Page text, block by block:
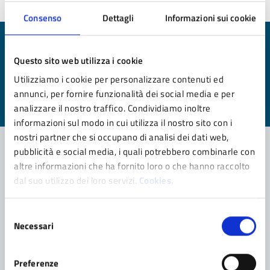
Consenso Dettagli Informazioni sui cookie
Questo sito web utilizza i cookie
Utilizziamo i cookie per personalizzare contenuti ed
annunci, per fornire funzionalità dei social media e per
analizzare il nostro traffico. Condividiamo inoltre
informazioni sul modo in cui utilizza il nostro sito con i
nostri partner che si occupano di analisi dei dati web,
pubblicità e social media, i quali potrebbero combinarle con
altre informazioni che ha fornito loro o che hanno raccolto
dal suo utilizzo dei loro servizi. Cookies.
delNecessari
Preferenze
Quanto sono chiare le informazioni su questa
pagina?
Valuta da 1 a 5 stelle la pagina
Valuta 5 stelle su 5
Valuta 4 stelle su 5
Valuta 3 stelle su 5
Valuta 2 stelle su 5
Valuta 1 stelle su 5
Contatta il comune
Leggi le domande frequenti
Richiedi assistenza